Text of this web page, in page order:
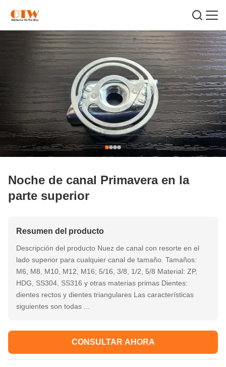
Noche de canal Primavera en la
parte superior
Resumen del producto
Descripción del producto Nuez de canal con resorte en el
lado superior para cualquier canal de tamaño. Tamaños:
M6, M8, M10, M12, M16; 5/16, 3/8, 1/2, 5/8 Material: ZP,
HDG, SS304, SS316 y otras materias primas Dientes:
dientes rectos y dientes triangulares Las características
siguientes son todas ...
CONSULTAR AHORA